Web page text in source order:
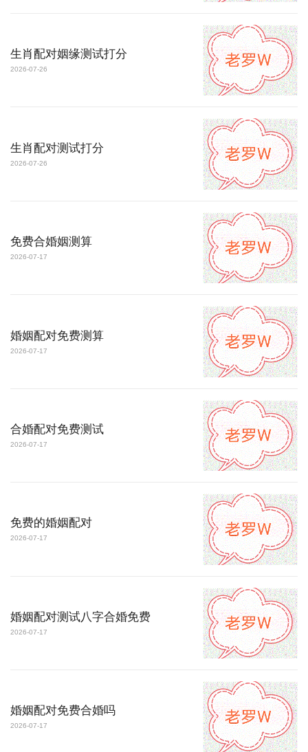
生肖配对姻缘测试打分
2026-07-26
生肖配对测试打分
2026-07-26
免费合婚姻测算
2026-07-17
婚姻配对免费测算
2026-07-17
合婚配对免费测试
2026-07-17
免费的婚姻配对
2026-07-17
婚姻配对测试八字合婚免费
2026-07-17
婚姻配对免费合婚吗
2026-07-17